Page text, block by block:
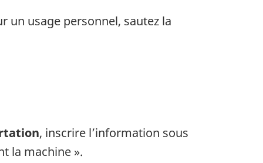
un usage personnel, sautez la
, inscrire l’information sous
la machine ».